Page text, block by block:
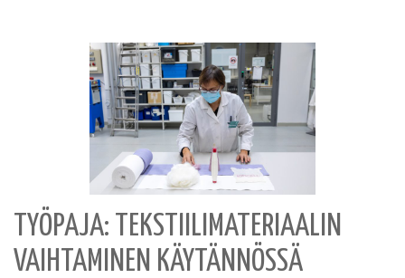
TYÖPAJA: TEKSTIILIMATERIAALIN
VAIHTAMINEN KÄYTÄNNÖSSÄ